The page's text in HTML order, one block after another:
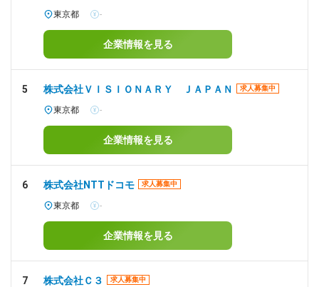
東京都 -
企業情報を見る
5 株式会社ＶＩＳＩＯＮＡＲＹ ＪＡＰＡＮ 求人募集中
東京都 -
企業情報を見る
6 株式会社NTTドコモ 求人募集中
東京都 -
企業情報を見る
7 株式会社Ｃ３ 求人募集中